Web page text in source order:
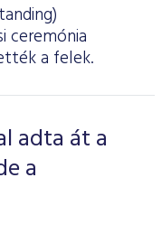
ceremónia
a felek.
adta át a
a